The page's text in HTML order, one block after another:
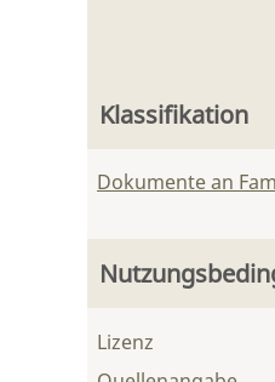
Klassifikation
Dokumente an
Lizenz